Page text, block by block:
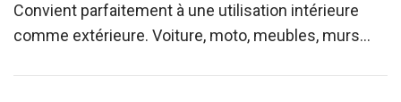
Convient parfaitement à une utilisation intérieure
comme extérieure. Voiture, moto, meubles, murs…